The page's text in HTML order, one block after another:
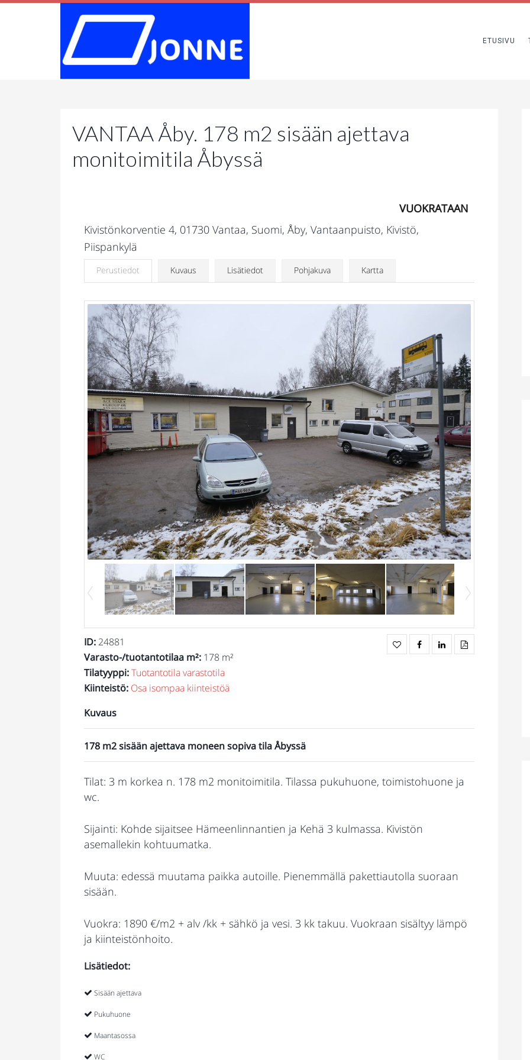
ETUSIVU
VANTAA Åby. 178 m2 sisään ajettava
monitoimitila Åbyssä
VUOKRATAAN
Kivistönkorventie 4, 01730 Vantaa, Suomi, Åby, Vantaanpuisto, Kivistö,
Piispankylä
Perustiedot Kuvaus Lisätiedot Pohjakuva Kartta
ID: 24881
Varasto-/tuotantotilaa m²: 178 m²
Tilatyyppi:Tuotantotilavarastotila
Kiinteistö: Osa isompaa kiinteistöä
Kuvaus
178 m2 sisään ajettava moneen sopiva tila Åbyssä
Tilat: 3 m korkea n. 178 m2 monitoimitila. Tilassa pukuhuone, toimistohuone ja
wc.
Sijainti: Kohde sijaitsee Hämeenlinnantien ja Kehä 3 kulmassa. Kivistön
asemallekin kohtuumatka.
Muuta: edessä muutama paikka autoille. Pienemmällä pakettiautolla suoraan
sisään.
Vuokra: 1890 €/m2 + alv /kk + sähkö ja vesi. 3 kk takuu. Vuokraan sisältyy lämpö
ja kiinteistönhoito.
Lisätiedot:
Sisään ajettava
Pukuhuone
Maantasossa
WC